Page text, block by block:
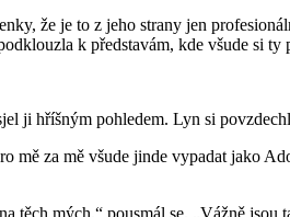
že je to z jeho strany jen
k představám, kde všude si ty
ji hříšným pohledem. Lyn si
mě za mě všude jinde vypadat jako